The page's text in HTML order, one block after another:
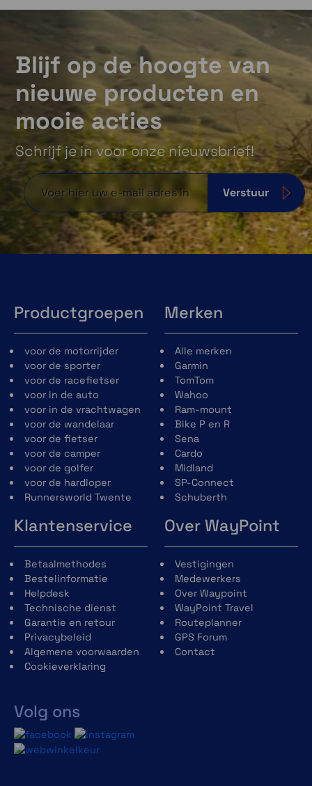
Blijf op de hoogte van
nieuwe producten en
mooie acties
Schrijf je in voor onze nieuwsbrief!
Verstuur
Productgroepen
voor de motorrijder
voor de sporter
voor de racefietser
voor in de auto
voor in de vrachtwagen
voor de wandelaar
voor de fietser
voor de camper
voor de golfer
voor de hardloper
Runnersworld Twente
Merken
Alle merken
Garmin
TomTom
Wahoo
Ram-mount
Bike P en R
Sena
Cardo
Midland
SP-Connect
Schuberth
Klantenservice
Betaalmethodes
Bestelinformatie
Helpdesk
Technische dienst
Garantie en retour
Privacybeleid
Algemene voorwaarden
Cookieverklaring
Volg ons
Over WayPoint
Vestigingen
Medewerkers
Over Waypoint
WayPoint Travel
Routeplanner
GPS Forum
Contact